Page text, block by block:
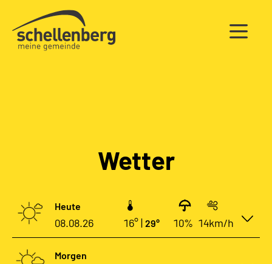
Gemeinde Schellenberg Startseite
Wetter
Heute
08.08.26 16° | 29° 10% 14km/h
Morgen